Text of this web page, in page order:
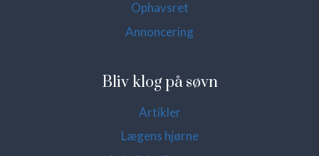
Ophavsret
Annoncering
Bliv klog på søvn
Artikler
Lægens hjørne